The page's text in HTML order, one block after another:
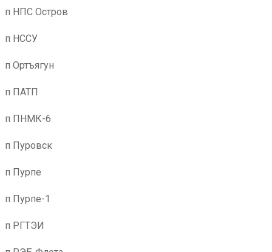
п НПС Остров
п НССУ
п Ортъягун
п ПАТП
п ПНМК-6
п Пуровск
п Пурпе
п Пурпе-1
п РГТЭИ